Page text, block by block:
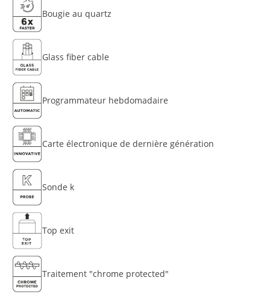
Bougie au quartz
Glass fiber cable
Programmateur hebdomadaire
Carte électronique de dernière génération
Sonde k
Top exit
Traitement "chrome protected"